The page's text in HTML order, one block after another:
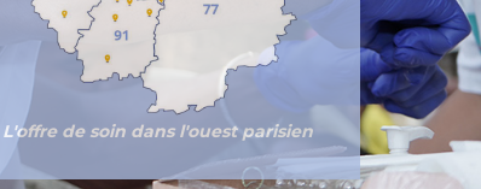
L'offre de soin dans l'ouest parisien